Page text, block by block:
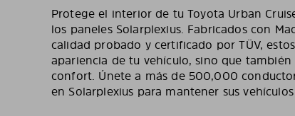
Protege el interior de tu Toyota Urban
los paneles Solarplexius. Fabricados con
calidad probado y certificado por TÜV,
apariencia de tu vehículo, sino que
confort. Únete a más de 500,000
en Solarplexius para mantener sus